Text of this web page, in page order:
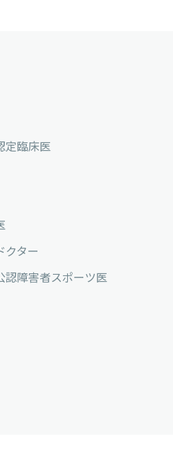
定臨床医
ター
認障害者スポーツ医